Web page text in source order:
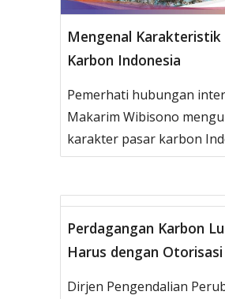
Mengenal Karakteristik
Karbon Indonesia
Pemerhati hubungan
Makarim Wibisono
karakter pasar karbon
Perdagangan Karbon
Harus dengan Otorisasi
Dirjen Pengendalian